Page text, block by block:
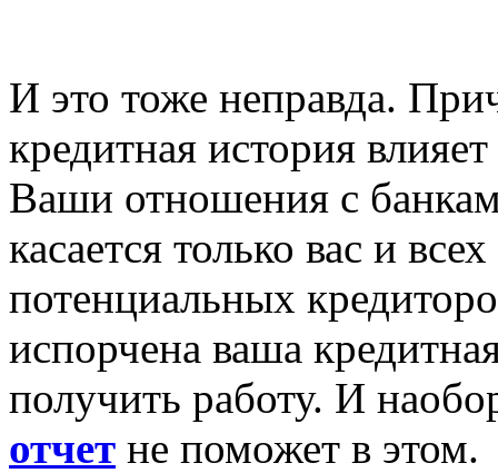
И это тоже неправда.
кредитная история
Ваши отношения с
касается только вас и
потенциальных
испорчена ваша
получить работу. И
отчет не поможет в этом.